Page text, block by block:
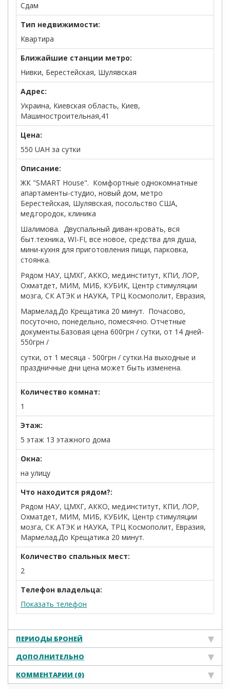
Сдам
Тип недвижимости:
Квартира
Ближайшие станции метро:
Нивки, Берестейская, Шулявская
Адрес:
Украина, Киевская область, Киев,
Машиностроительная,41
Цена:
550 UAH за сутки
Описание:
ЖК "SMART House". Комфортные однокомнатные
апартаменты-студио, новый дом, метро
Берестейская, Шулявская, посольство США,
мед.городок, клиника
Шалимова. Двуспальный диван-кровать, вся
быт.техника, WI-FI, все новое, средства для душа,
мини-кухня для приготовления пищи, парковка,
стоянка.
Рядом НАУ, ЦМХГ, АККО, мед.институт, КПИ, ЛОР,
Охматдет, МИМ, МИБ, КУБИК, Центр стимуляции
мозга, СК АТЭК и НАУКА, ТРЦ Космополит, Евразия,
Мармелад.До Крещатика 20 минут. Почасово,
посуточно, понедельно, помесячно. Отчетные
документы.Базовая цена 600грн / сутки, от 14 дней-
550грн /
сутки, от 1 месяца - 500грн / сутки.На выходные и
праздничные дни цена может быть изменена.
Количество комнат:
1
Этаж:
5 этаж 13 этажного дома
Окна:
на улицу
Что находится рядом?:
Рядом НАУ, ЦМХГ, АККО, мед.институт, КПИ, ЛОР,
Охматдет, МИМ, МИБ, КУБИК, Центр стимуляции
мозга, СК АТЭК и НАУКА, ТРЦ Космополит, Евразия,
Мармелад.До Крещатика 20 минут.
Количество спальных мест:
2
Телефон владельца:
Показать телефон
ПЕРИОДЫ БРОНЕЙ
ДОПОЛНИТЕЛЬНО
КОММЕНТАРИИ (0)